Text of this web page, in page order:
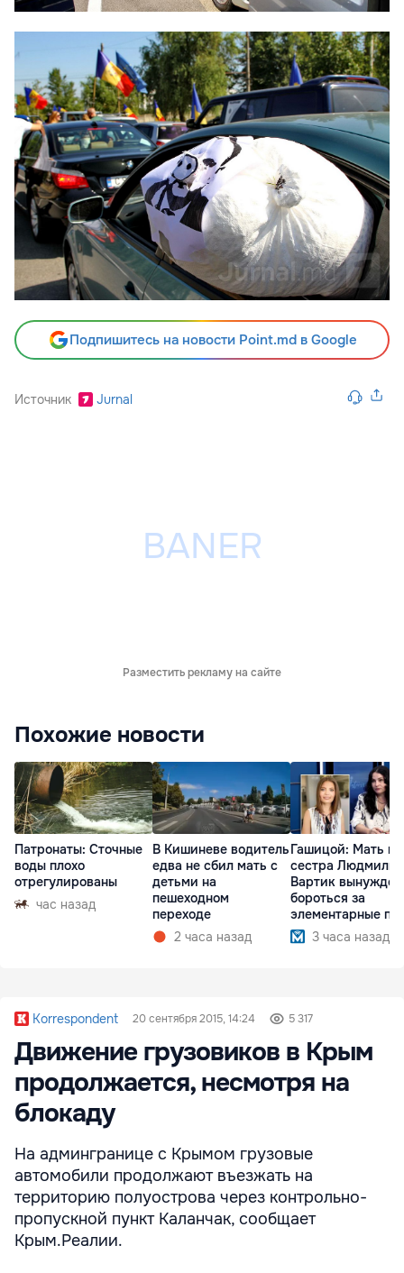
Подпишитесь на новости Point.md в Google
Источник Jurnal
Разместить рекламу на сайте
Похожие новости
Патронаты: Сточные
воды плохо
отрегулированы
час назад
В Кишиневе водитель
едва не сбил мать с
детьми на
пешеходном
переходе
2 часа назад
Гашицой: Мать и
сестра Людмилы
Вартик
бороться за
элементарные
3 часа назад
Korrespondent 20 сентября 2015, 14:24 5 317
Движение грузовиков в Крым
продолжается, несмотря на
блокаду
На админгранице с Крымом грузовые
автомобили продолжают въезжать на
территорию полуострова через контрольно-
пропускной пункт Каланчак, сообщает
Крым.Реалии.